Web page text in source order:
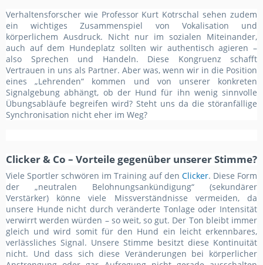
Verhaltensforscher wie Professor Kurt Kotrschal sehen zudem
ein wichtiges Zusammenspiel von Vokalisation und
körperlichem Ausdruck. Nicht nur im sozialen Miteinander,
auch auf dem Hundeplatz sollten wir authentisch agieren –
also Sprechen und Handeln. Diese Kongruenz schafft
Vertrauen in uns als Partner. Aber was, wenn wir in die Position
eines „Lehrenden“ kommen und von unserer konkreten
Signalgebung abhängt, ob der Hund für ihn wenig sinnvolle
Übungsabläufe begreifen wird? Steht uns da die störanfällige
Synchronisation nicht eher im Weg?
Clicker & Co – Vorteile gegenüber unserer Stimme?
Viele Sportler schwören im Training auf den Clicker. Diese Form
der „neutralen Belohnungsankündigung“ (sekundärer
Verstärker) könne viele Missverständnisse vermeiden, da
unsere Hunde nicht durch veränderte Tonlage oder Intensität
verwirrt werden würden – so weit, so gut. Der Ton bleibt immer
gleich und wird somit für den Hund ein leicht erkennbares,
verlässliches Signal. Unsere Stimme besitzt diese Kontinuität
nicht. Und dass sich diese Veränderungen bei körperlicher